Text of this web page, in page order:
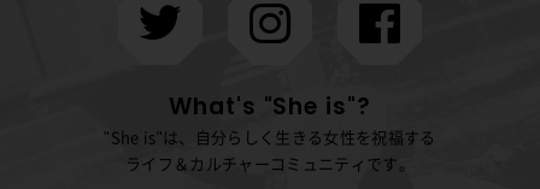
What's "She is"?
"She is"は、自分らしく生きる女性を祝福する
ライフ＆カルチャーコミュニティです。